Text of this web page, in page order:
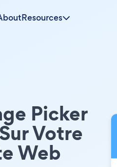
Resources
Picker
Votre
Web